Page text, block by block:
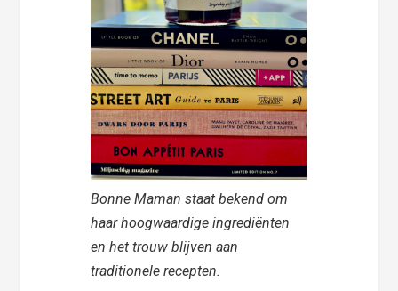
Bonne Maman staat bekend om
haar hoogwaardige ingrediënten
en het trouw blijven aan
traditionele recepten.